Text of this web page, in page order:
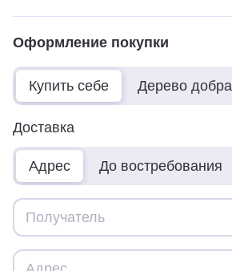
Оформление покупки
Купить себе Дерево добра
Доставка
Адрес До востребования